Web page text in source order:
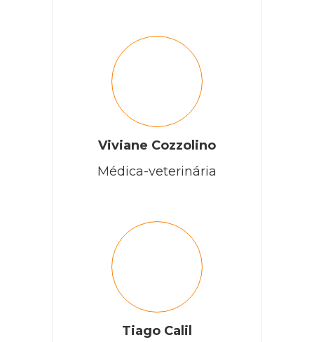
Viviane Cozzolino
Médica-veterinária
Tiago Calil